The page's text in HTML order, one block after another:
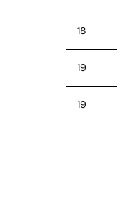
18
19
19